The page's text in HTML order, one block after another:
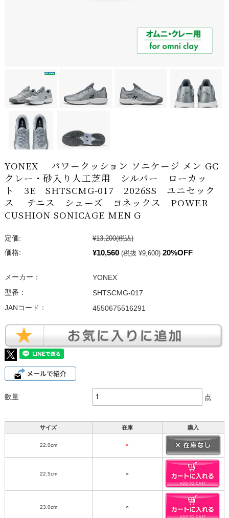
YONEX パワークッション ソニケージ メン GC
クレー・砂入り人工芝用 シルバー ローカッ
ト 3E SHTSCMG-017 2026SS ユニセック
ス テニス シューズ ヨネックス POWER
CUSHION SONICAGE MEN G
定価: ¥13,200(税込)
価格:
¥10,560 (税抜 ¥9,600) 20%OFF
メーカー：
YONEX
型番：
SHTSCMG-017
JANコード：
4550675516291
数量: 点
サイズ 在庫 購入
22.0cm ×
22.5cm ○
23.0cm ○